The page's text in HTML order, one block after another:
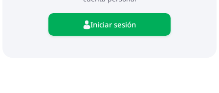
Iniciar sesión